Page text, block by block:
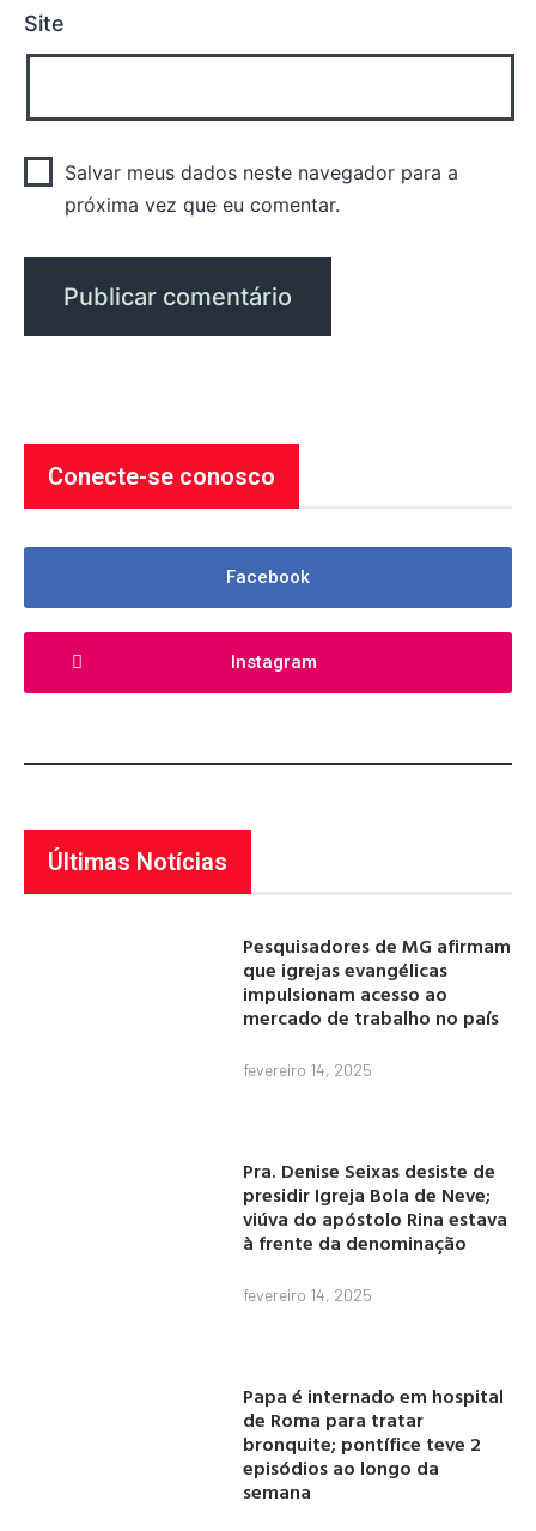
Site
Salvar meus dados neste navegador para a
próxima vez que eu comentar.
Conecte-se conosco
Facebook
Instagram
Últimas Notícias
Pesquisadores de MG afirmam
que igrejas evangélicas
impulsionam acesso ao
mercado de trabalho no país
fevereiro 14, 2025
Pra. Denise Seixas desiste de
presidir Igreja Bola de Neve;
viúva do apóstolo Rina estava
à frente da denominação
fevereiro 14, 2025
Papa é internado em hospital
de Roma para tratar
bronquite; pontífice teve 2
episódios ao longo da
semana